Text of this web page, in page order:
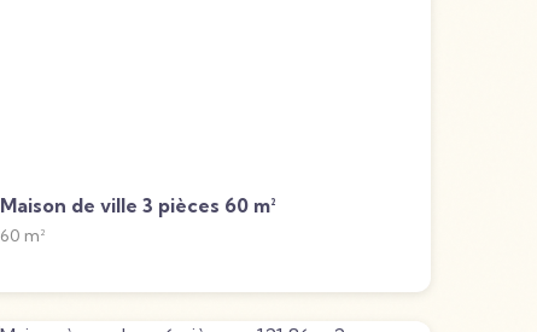
Maison de ville 3 pièces 60 m²
60 m²